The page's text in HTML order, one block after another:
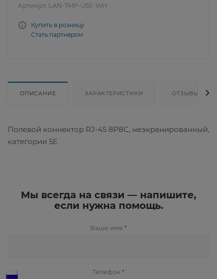
Артикул: LAN-TMP-U5E-WH
Купить в розницу
Стать партнером
ОПИСАНИЕ ХАРАКТЕРИСТИКИ ОТЗЫВЫ
Полевой коннектор RJ-45 8P8C, неэкранированный,
категории 5E
Мы всегда на связи — напишите,
если нужна помощь.
Ваше имя *
Телефон *